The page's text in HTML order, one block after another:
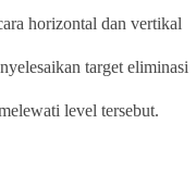
horizontal dan vertikal
target eliminasi
level tersebut.